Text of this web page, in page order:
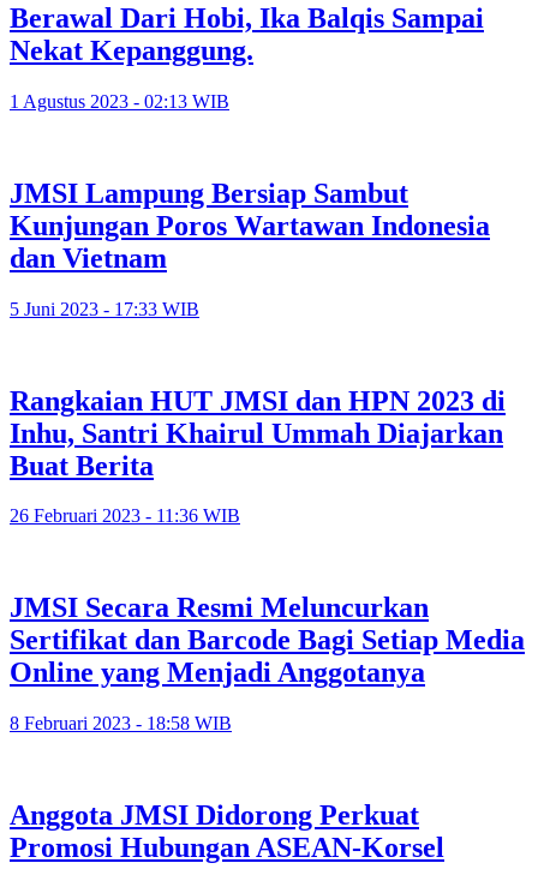
Berawal Dari Hobi, Ika Balqis Sampai
Nekat Kepanggung.
1 Agustus 2023 - 02:13 WIB
JMSI Lampung Bersiap Sambut
Kunjungan Poros Wartawan Indonesia
dan Vietnam
5 Juni 2023 - 17:33 WIB
Rangkaian HUT JMSI dan HPN 2023 di
Inhu, Santri Khairul Ummah Diajarkan
Buat Berita
26 Februari 2023 - 11:36 WIB
JMSI Secara Resmi Meluncurkan
Sertifikat dan Barcode Bagi Setiap Media
Online yang Menjadi Anggotanya
8 Februari 2023 - 18:58 WIB
Anggota JMSI Didorong Perkuat
Promosi Hubungan ASEAN-Korsel